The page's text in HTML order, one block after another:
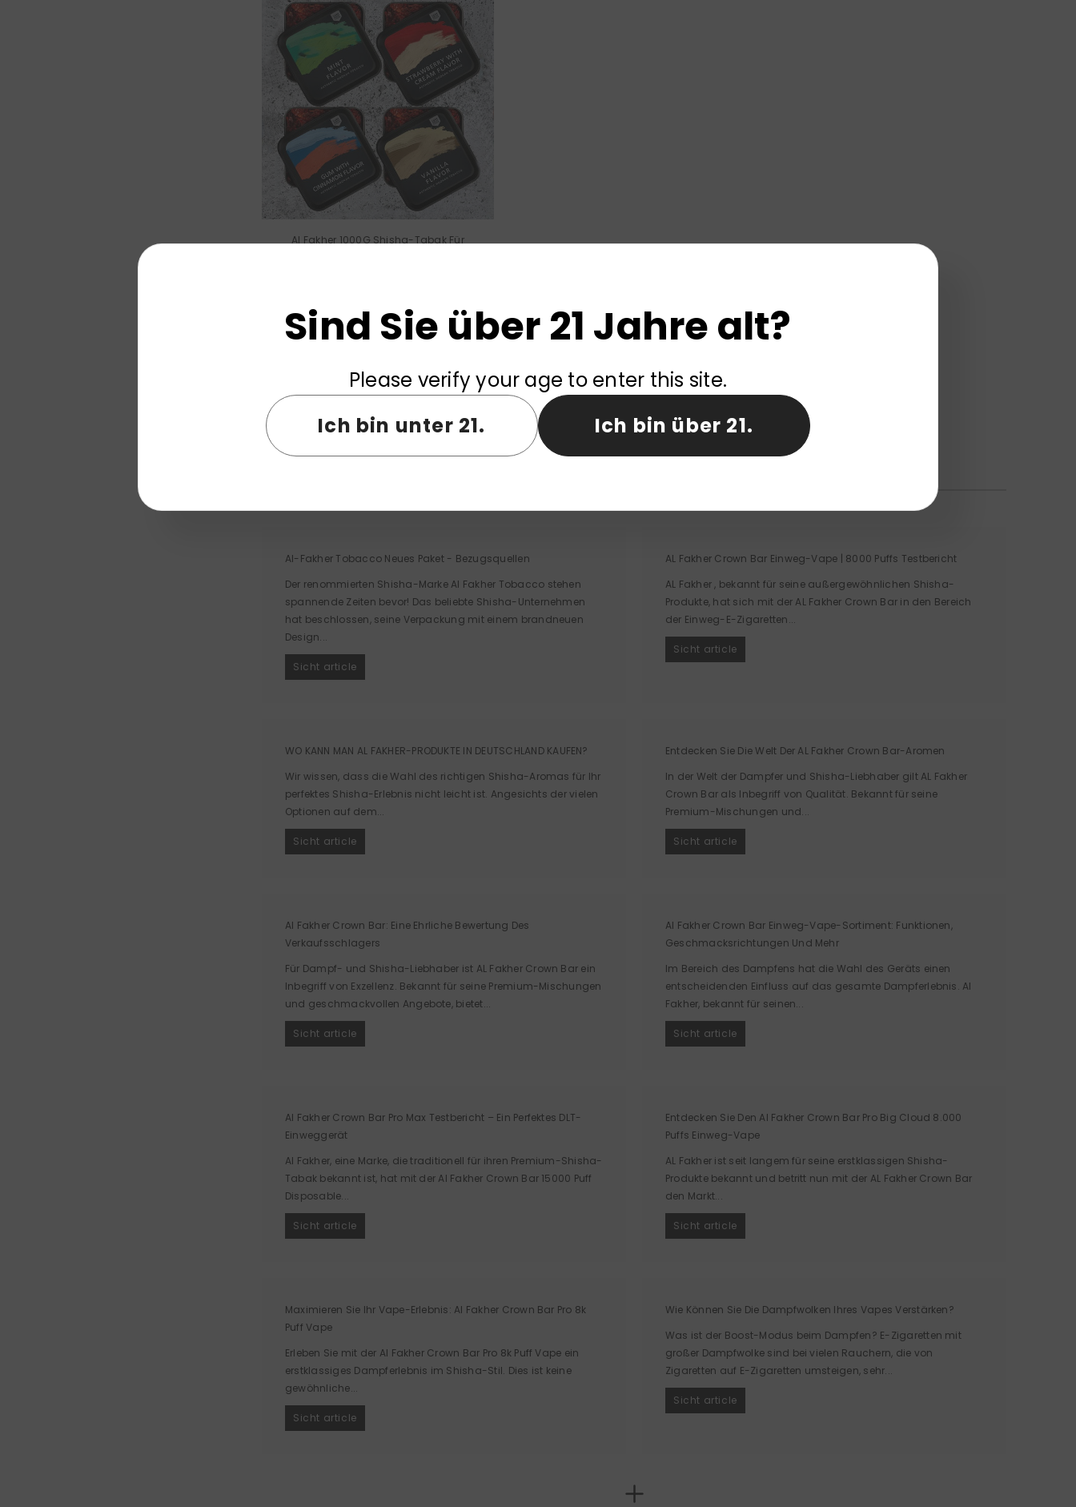
Al Fakher 1000G Shisha-Tabak Für
Zeigt 1- von 23 gesamt
MEHR ANZEIGEN
Al-Fakher Tobacco Neues Paket - Bezugsquellen
Der renommierten Shisha-Marke Al Fakher Tobacco stehen
spannende Zeiten bevor! Das beliebte Shisha-Unternehmen
hat beschlossen, seine Verpackung mit einem brandneuen
Design...
Sicht article
AL Fakher Crown Bar Einweg-Vape | 8000 Puffs Testbericht
AL Fakher , bekannt für seine außergewöhnlichen Shisha-
Produkte, hat sich mit der AL Fakher Crown Bar in den Bereich
der Einweg-E-Zigaretten...
Sicht article
WO KANN MAN AL FAKHER-PRODUKTE IN DEUTSCHLAND KAUFEN?
Wir wissen, dass die Wahl des richtigen Shisha-Aromas für Ihr
perfektes Shisha-Erlebnis nicht leicht ist. Angesichts der vielen
Optionen auf dem...
Sicht article
Entdecken Sie Die Welt Der AL Fakher Crown Bar-Aromen
In der Welt der Dampfer und Shisha-Liebhaber gilt AL Fakher
Crown Bar als Inbegriff von Qualität. Bekannt für seine
Premium-Mischungen und...
Sicht article
Al Fakher Crown Bar: Eine Ehrliche Bewertung Des
Verkaufsschlagers
Für Dampf- und Shisha-Liebhaber ist AL Fakher Crown Bar ein
Inbegriff von Exzellenz. Bekannt für seine Premium-Mischungen
und geschmackvollen Angebote, bietet...
Sicht article
Al Fakher Crown Bar Einweg-Vape-Sortiment: Funktionen,
Geschmacksrichtungen Und Mehr
Im Bereich des Dampfens hat die Wahl des Geräts einen
entscheidenden Einfluss auf das gesamte Dampferlebnis. Al
Fakher, bekannt für seinen...
Sicht article
Al Fakher Crown Bar Pro Max Testbericht – Ein Perfektes DLT-
Einweggerät
Al Fakher, eine Marke, die traditionell für ihren Premium-Shisha-
Tabak bekannt ist, hat mit der Al Fakher Crown Bar 15000 Puff
Disposable...
Sicht article
Entdecken Sie Den Al Fakher Crown Bar Pro Big Cloud 8.000
Puffs Einweg-Vape
AL Fakher ist seit langem für seine erstklassigen Shisha-
Produkte bekannt und betritt nun mit der AL Fakher Crown Bar
den Markt...
Sicht article
Maximieren Sie Ihr Vape-Erlebnis: Al Fakher Crown Bar Pro 8k
Puff Vape
Erleben Sie mit der Al Fakher Crown Bar Pro 8k Puff Vape ein
erstklassiges Dampferlebnis im Shisha-Stil. Dies ist keine
gewöhnliche...
Sicht article
Wie Können Sie Die Dampfwolken Ihres Vapes Verstärken?
Was ist der Boost-Modus beim Dampfen? E-Zigaretten mit
großer Dampfwolke sind bei vielen Rauchern, die von
Zigaretten auf E-Zigaretten umsteigen, sehr...
Sicht article
Sind Sie über 21 Jahre alt?
Please verify your age to enter this site.
Ich bin unter 21.
Ich bin über 21.